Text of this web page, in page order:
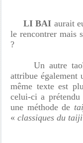
LI BAI aurait
le rencontrer mais
?
Un autre
attribue également
même texte est
celui-ci a
une méthode de
« classiques du